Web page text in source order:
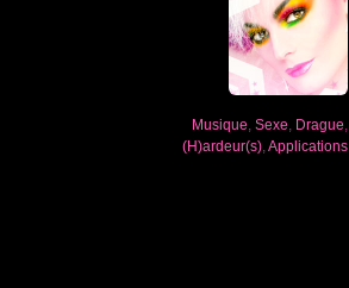
Musique Sexe Drague
(H)ardeur(s) Applications